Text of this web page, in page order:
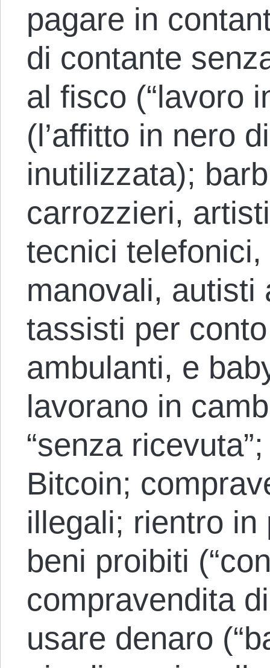
pagare in
di contante
al fisco (“lavoro
(l’affitto in nero
inutilizzata);
carrozzieri,
tecnici
manovali, autisti
tassisti per
ambulanti, e
lavorano in
“senza
Bitcoin;
illegali; rientro in
beni proibiti
compravendita
usare denaro